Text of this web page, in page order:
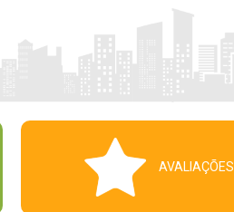
AVALIAÇÕES